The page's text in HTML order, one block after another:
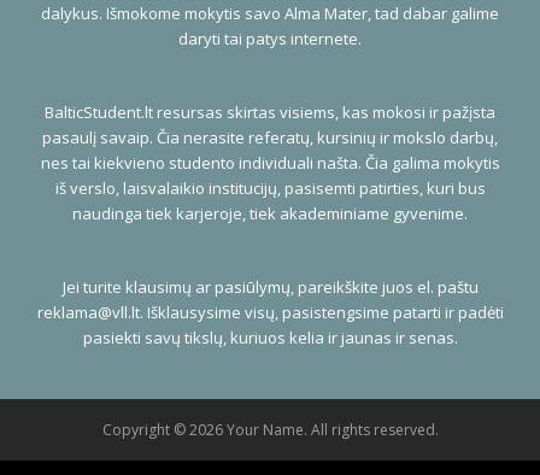
dalykus. Išmokome mokytis savo Alma Mater, tad dabar galime
daryti tai patys internete.
BalticStudent.lt resursas skirtas visiems, kas mokosi ir pažįsta
pasaulį savaip. Čia nerasite referatų, kursinių ir mokslo darbų,
nes tai kiekvieno studento individuali našta. Čia galima mokytis
iš verslo, laisvalaikio institucijų, pasisemti patirties, kuri bus
naudinga tiek karjeroje, tiek akademiniame gyvenime.
Jei turite klausimų ar pasiūlymų, pareikškite juos el. paštu
reklama@vll.lt. Išklausysime visų, pasistengsime patarti ir padėti
pasiekti savų tikslų, kuriuos kelia ir jaunas ir senas.
Copyright © 2026 Your Name. All rights reserved.